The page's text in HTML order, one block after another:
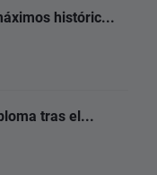
históric...
tras el...